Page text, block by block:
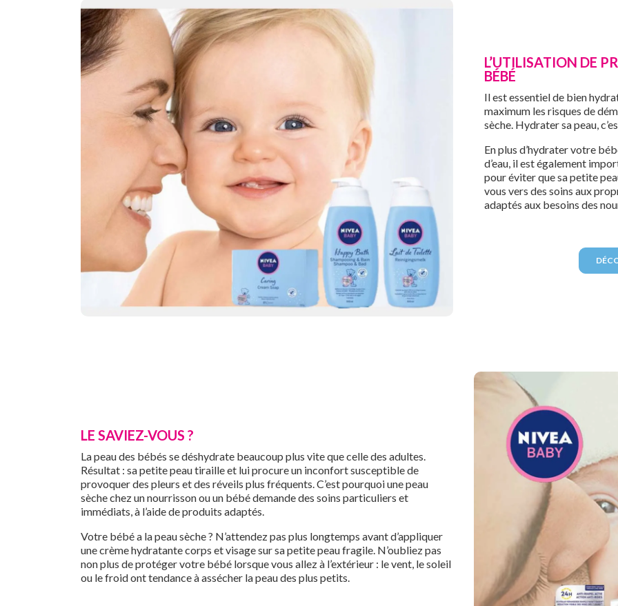
L’UTILISATION DE
BÉBÉ
Il est essentiel de bien
maximum les risques de
sèche. Hydrater sa peau,
En plus d’hydrater votre
d’eau, il est également
pour éviter que sa petite
vous vers des soins aux
adaptés aux besoins des
LE SAVIEZ-VOUS ?
La peau des bébés se déshydrate beaucoup plus vite que celle des adultes.
Résultat : sa petite peau tiraille et lui procure un inconfort susceptible de
provoquer des pleurs et des réveils plus fréquents. C’est pourquoi une peau
sèche chez un nourrisson ou un bébé demande des soins particuliers et
immédiats, à l’aide de produits adaptés.
Votre bébé a la peau sèche ? N’attendez pas plus longtemps avant d’appliquer
une crème hydratante corps et visage sur sa petite peau fragile. N’oubliez pas
non plus de protéger votre bébé lorsque vous allez à l’extérieur : le vent, le soleil
ou le froid ont tendance à assécher la peau des plus petits.